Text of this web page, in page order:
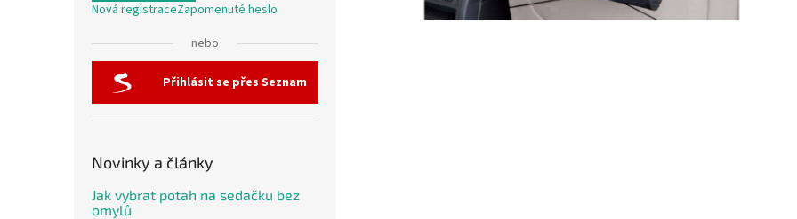
Nová registraceZapomenuté heslo
nebo
Přihlásit se přes Seznam
Novinky a články
Jak vybrat potah na sedačku bez
omylů